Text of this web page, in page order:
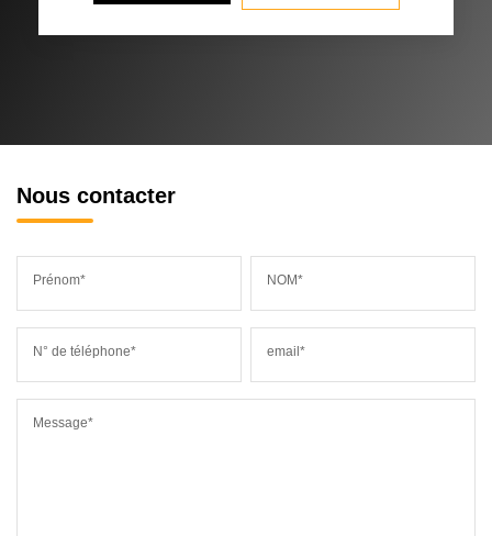
Nous contacter
Prénom* NOM*
N° de téléphone* email*
Message*